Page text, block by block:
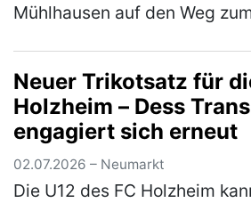
Mühlhausen auf den Weg
besu…(mehr)
Neuer Trikotsatz für
Holzheim – Dess
engagiert sich erneut
02.07.2026 – Neumarkt
Die U12 des FC Holzheim